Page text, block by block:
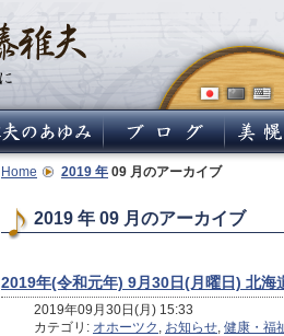
Home 2019 年 09 月のアーカイブ
2019 年 09 月のアーカイブ
2019年(令和元年) 9月30日(月曜日) 北海
2019年09月30日(月) 15:33
カテゴリ: オホーツク , お知らせ, 健康・福